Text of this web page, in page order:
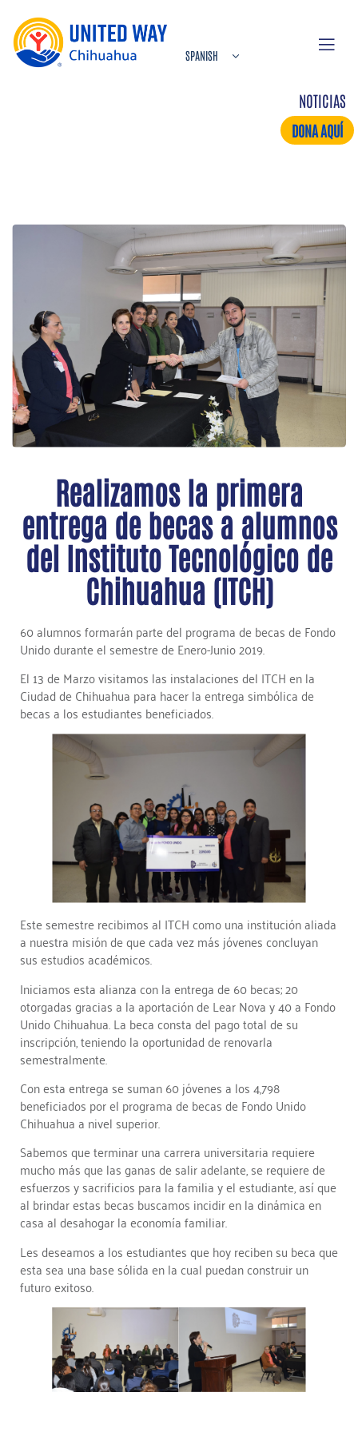
NOTICIAS
DONA AQUÍ
Realizamos la primera
entrega de becas a alumnos
del Instituto Tecnológico de
Chihuahua (ITCH)
60 alumnos formarán parte del programa de becas de Fondo
Unido durante el semestre de Enero-Junio 2019.
El 13 de Marzo visitamos las instalaciones del ITCH en la
Ciudad de Chihuahua para hacer la entrega simbólica de
becas a los estudiantes beneficiados.
Este semestre recibimos al ITCH como una institución aliada
a nuestra misión de que cada vez más jóvenes concluyan
sus estudios académicos.
Iniciamos esta alianza con la entrega de 60 becas; 20
otorgadas gracias a la aportación de Lear Nova y 40 a Fondo
Unido Chihuahua. La beca consta del pago total de su
inscripción, teniendo la oportunidad de renovarla
semestralmente.
Con esta entrega se suman 60 jóvenes a los 4,798
beneficiados por el programa de becas de Fondo Unido
Chihuahua a nivel superior.
Sabemos que terminar una carrera universitaria requiere
mucho más que las ganas de salir adelante, se requiere de
esfuerzos y sacrificios para la familia y el estudiante, así que
al brindar estas becas buscamos incidir en la dinámica en
casa al desahogar la economía familiar.
Les deseamos a los estudiantes que hoy reciben su beca que
esta sea una base sólida en la cual puedan construir un
futuro exitoso.